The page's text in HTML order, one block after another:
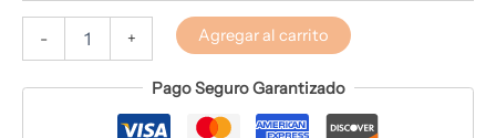
- + Agregar al carrito
Pago Seguro Garantizado